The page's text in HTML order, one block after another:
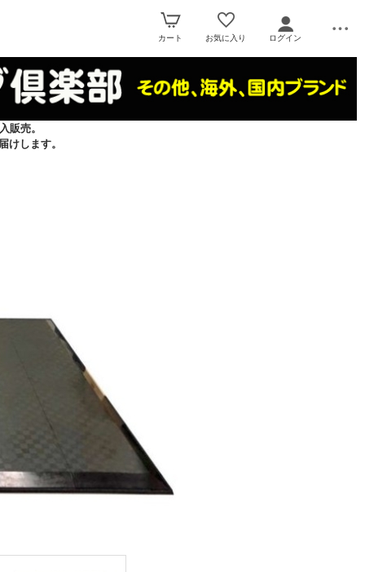
カート お気に入り ログイン
販売。
けします。